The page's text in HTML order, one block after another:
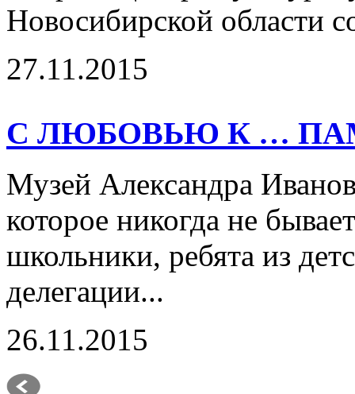
Новосибирской области
27.11.2015
С ЛЮБОВЬЮ К …
Музей Александра
которое никогда не
школьники, ребята из
делегации...
26.11.2015